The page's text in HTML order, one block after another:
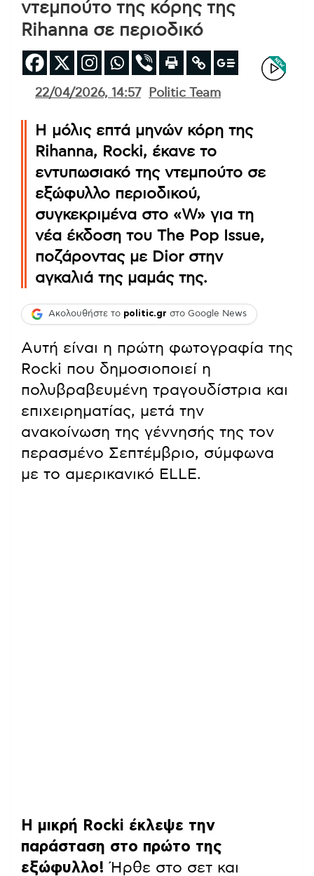
ντεμπούτο της κόρης της
Rihanna σε περιοδικό
22/04/2026, 14:57 Politic Team
Η μόλις επτά μηνών κόρη της
Rihanna, Rocki, έκανε το
εντυπωσιακό της ντεμπούτο σε
εξώφυλλο περιοδικού,
συγκεκριμένα στο «W» για τη
νέα έκδοση του The Pop Issue,
ποζάροντας με Dior στην
αγκαλιά της μαμάς της.
Ακολουθήστε το politic.gr στο Google News
Αυτή είναι η πρώτη φωτογραφία της
Rocki που δημοσιοποιεί η
πολυβραβευμένη τραγουδίστρια και
επιχειρηματίας, μετά την
ανακοίνωση της γέννησής της τον
περασμένο Σεπτέμβριο, σύμφωνα
με το αμερικανικό ELLE.
Η μικρή Rocki έκλεψε την
παράσταση στο πρώτο της
εξώφυλλο! Ήρθε στο σετ και